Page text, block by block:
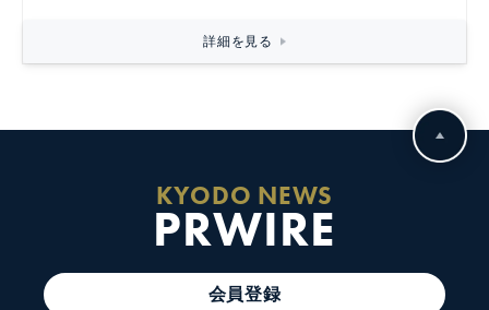
詳細を見る
KYODO NEWS
PRWIRE
会員登録